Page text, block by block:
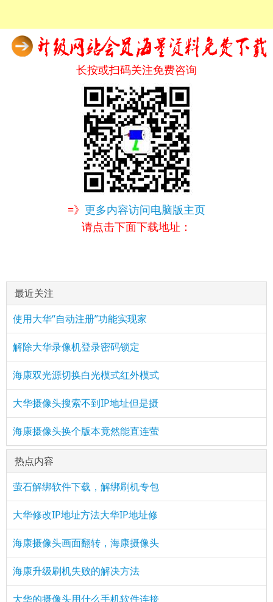
长按或扫码关注免费咨询
=》 更多内容访问电脑版主页
请点击下面下载地址：
最近关注
使用大华“自动注册”功能实现家
解除大华录像机登录密码锁定
海康双光源切换白光模式红外模式
大华摄像头搜索不到IP地址但是摄
海康摄像头换个版本竟然能直连萤
热点内容
萤石解绑软件下载，解绑刷机专包
大华修改IP地址方法大华IP地址修
海康摄像头画面翻转，海康摄像头
海康升级刷机失败的解决方法
大华的摄像头用什么手机软件连接